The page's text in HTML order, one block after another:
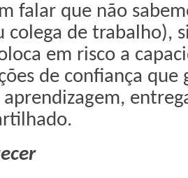
falar que não
colega de trabalho),
em risco a
de confiança que